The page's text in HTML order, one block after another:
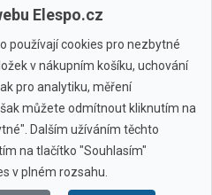
další
značky
Elespo.cz
používají cookies pro nezbytné
v nákupním košíku, uchování
pro analytiku, měření
můžete odmítnout kliknutím na
Dalším užíváním těchto
na tlačítko "Souhlasím"
v plném rozsahu.